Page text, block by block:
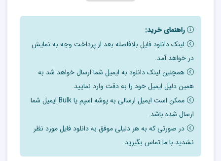
بدین منظور محاسبات کلینیکی داروها از اهمیت بسزایی
برخوردار می باشد. برای اطمینان از تجویز دارو با روش
استاندارد باید اصول زیر کاملاً رعایت شود:
محاسبات دارویی، یکی از اصولی است که پرستاران جهت
راهنمای خرید:
لینک دانلود فایل بلافاصله بعد از پرداخت وجه به نمایش
در خواهد آمد.
همچنین لینک دانلود به ایمیل شما ارسال خواهد شد به
همین دلیل ایمیل خود را به دقت وارد نمایید.
ممکن است ایمیل ارسالی به پوشه اسپم یا Bulk ایمیل شما
ارسال شده باشد.
در صورتی که به هر دلیلی موفق به دانلود فایل مورد نظر
نشدید با ما تماس بگیرید.